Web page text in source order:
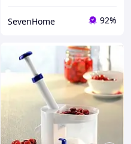
SevenHome 92%